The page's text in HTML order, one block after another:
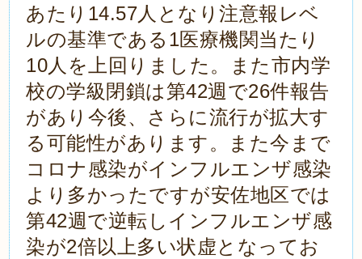
あたり14.57人となり注意報レベ
ルの基準である1医療機関当たり
10人を上回りました。また市内学
校の学級閉鎖は第42週で26件報告
があり今後、さらに流行が拡大す
る可能性があります。また今まで
コロナ感染がインフルエンザ感染
より多かったですが安佐地区では
第42週で逆転しインフルエンザ感
染が2倍以上多い状虚となってお